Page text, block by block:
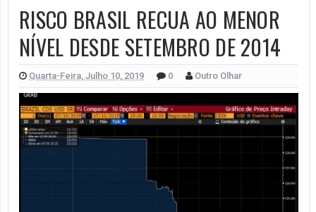
RISCO BRASIL RECUA AO MENOR
NÍVEL DESDE SETEMBRO DE 2014
Quarta-Feira, Julho 10, 2019 0 Outro Olhar